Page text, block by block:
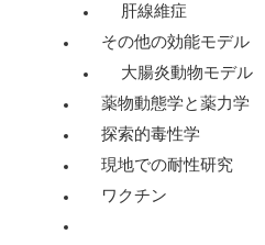
肝線維症
その他の効能モデル
大腸炎動物モデル
薬物動態学と薬力学
探索的毒性学
現地での耐性研究
ワクチン